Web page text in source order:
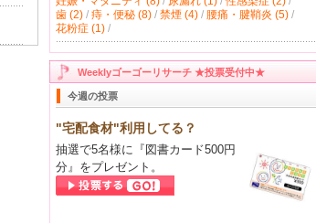
歯 (2)/ 痔・便秘 (8)/ 禁煙 (4)/ 腰痛・腱鞘炎 (5)/
花粉症 (1)/
Weeklyゴーゴーリサーチ ★投票受付中★
今週の投票
"宅配食材"利用してる？
抽選で5名様に『図書カード500円
分』をプレゼント。